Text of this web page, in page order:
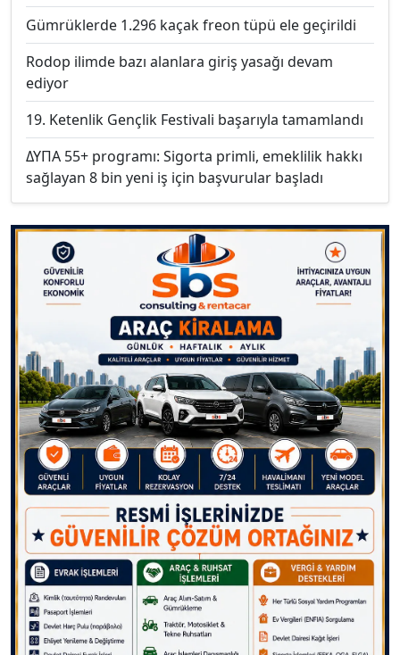
Gümrüklerde 1.296 kaçak freon tüpü ele geçirildi
Rodop ilimde bazı alanlara giriş yasağı devam
ediyor
19. Ketenlik Gençlik Festivali başarıyla tamamlandı
ΔΥΠΑ 55+ programı: Sigorta primli, emeklilik hakkı
sağlayan 8 bin yeni iş için başvurular başladı